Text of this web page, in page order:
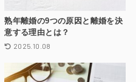
熟年離婚の9つの原因と離婚を決
意する理由とは？
2025.10.08